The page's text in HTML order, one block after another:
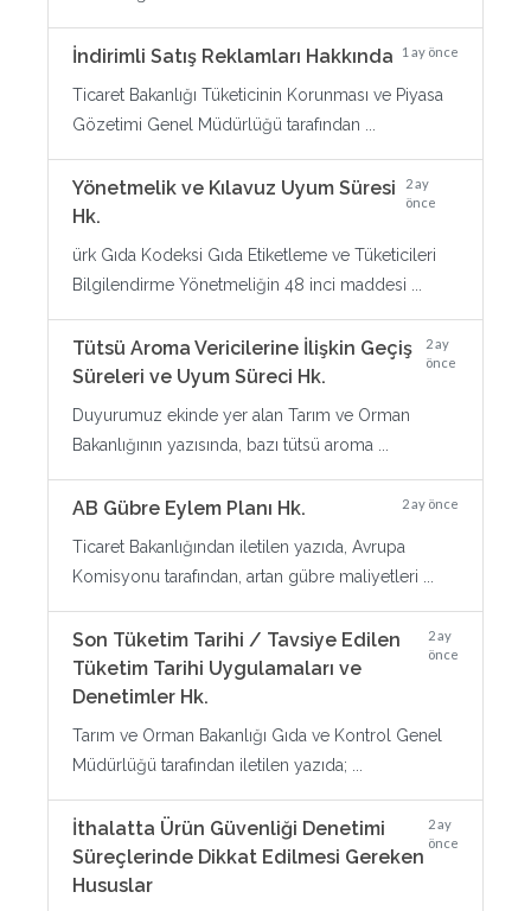
İndirimli Satış Reklamları Hakkında 1 ay önce
Ticaret Bakanlığı Tüketicinin Korunması ve Piyasa
Gözetimi Genel Müdürlüğü tarafından ...
Yönetmelik ve Kılavuz Uyum Süresi
Hk.
2 ay
önce
ürk Gıda Kodeksi Gıda Etiketleme ve Tüketicileri
Bilgilendirme Yönetmeliğin 48 inci maddesi ...
Tütsü Aroma Vericilerine İlişkin Geçiş
Süreleri ve Uyum Süreci Hk.
2 ay
önce
Duyurumuz ekinde yer alan Tarım ve Orman
Bakanlığının yazısında, bazı tütsü aroma ...
AB Gübre Eylem Planı Hk. 2 ay önce
Ticaret Bakanlığından iletilen yazıda, Avrupa
Komisyonu tarafından, artan gübre maliyetleri ...
Son Tüketim Tarihi / Tavsiye Edilen
Tüketim Tarihi Uygulamaları ve
Denetimler Hk.
2 ay
önce
Tarım ve Orman Bakanlığı Gıda ve Kontrol Genel
Müdürlüğü tarafından iletilen yazıda; ...
İthalatta Ürün Güvenliği Denetimi
Süreçlerinde Dikkat Edilmesi Gereken
Hususlar
2 ay
önce